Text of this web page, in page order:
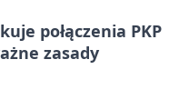
połączenia PKP
zasady